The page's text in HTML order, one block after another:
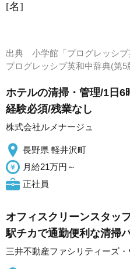
[名]
出典 小学館「プログレッシブ
プログレッシブ英和中辞典(
ホテルの清掃・管理/1日
経験必須/残業なし
株式会社ルメナージュ
長野県 軽井沢町
月給21万円～
正社員
オフィスクリーンスタッ
駅チカで通勤便利な清掃
三井不動産ファシリティーズ